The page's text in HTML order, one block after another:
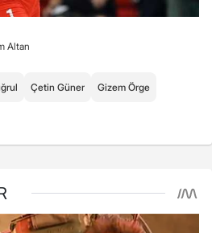
Altan
Çetin Güner Gizem Örge